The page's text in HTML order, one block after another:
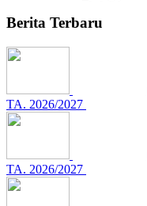
Berita Terbaru
TA. 2026/2027
TA. 2026/2027